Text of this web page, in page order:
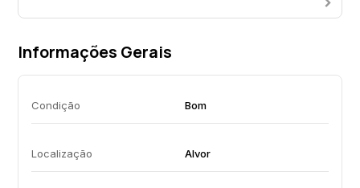
Informações Gerais
Condição Bom
Localização Alvor